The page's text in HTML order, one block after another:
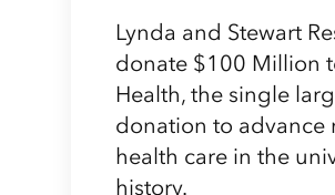
Lynda and Stewart
donate $100 Million
Health, the single
donation to advance
health care in the
history.